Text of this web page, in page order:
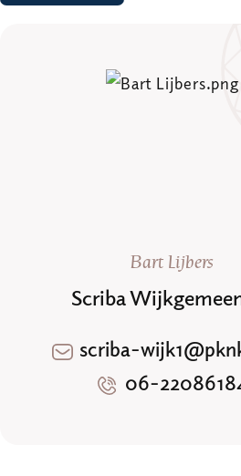
Bart Lijbers
Scriba
scriba-
06-